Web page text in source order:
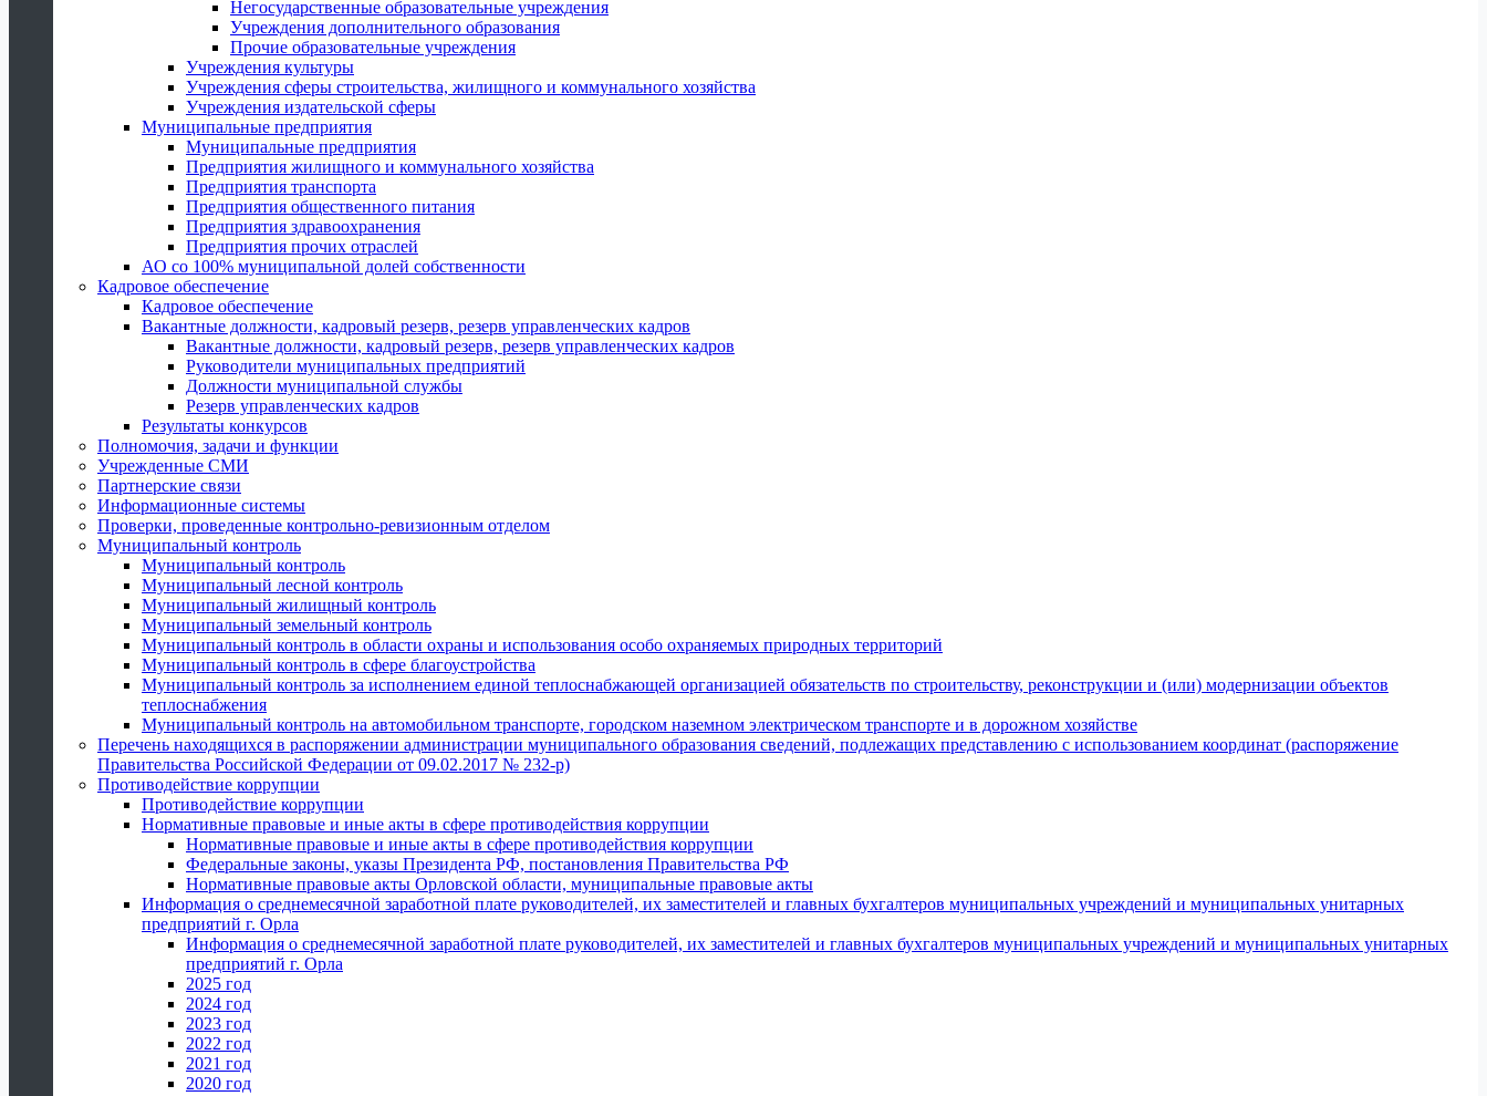
Негосударственные образовательные учреждения
Учреждения дополнительного образования
Прочие образовательные учреждения
Учреждения культуры
Учреждения сферы строительства, жилищного и коммунального хозяйства
Учреждения издательской сферы
Муниципальные предприятия
Муниципальные предприятия
Предприятия жилищного и коммунального хозяйства
Предприятия транспорта
Предприятия общественного питания
Предприятия здравоохранения
Предприятия прочих отраслей
АО со 100% муниципальной долей собственности
Кадровое обеспечение
Кадровое обеспечение
Вакантные должности, кадровый резерв, резерв управленческих кадров
Вакантные должности, кадровый резерв, резерв управленческих кадров
Руководители муниципальных предприятий
Должности муниципальной службы
Резерв управленческих кадров
Результаты конкурсов
Полномочия, задачи и функции
Учрежденные СМИ
Партнерские связи
Информационные системы
Проверки, проведенные контрольно-ревизионным отделом
Муниципальный контроль
Муниципальный контроль
Муниципальный лесной контроль
Муниципальный жилищный контроль
Муниципальный земельный контроль
Муниципальный контроль в области охраны и использования особо охраняемых природных территорий
Муниципальный контроль в сфере благоустройства
Муниципальный контроль за исполнением единой теплоснабжающей организацией обязательств по строительству, реконструкции и (или) модернизации объектов
теплоснабжения
Муниципальный контроль на автомобильном транспорте, городском наземном электрическом транспорте и в дорожном хозяйстве
Перечень находящихся в распоряжении администрации муниципального образования сведений, подлежащих представлению с использованием координат (распоряжение
Правительства Российской Федерации от 09.02.2017 № 232-р)
Противодействие коррупции
Противодействие коррупции
Нормативные правовые и иные акты в сфере противодействия коррупции
Нормативные правовые и иные акты в сфере противодействия коррупции
Федеральные законы, указы Президента РФ, постановления Правительства РФ
Нормативные правовые акты Орловской области, муниципальные правовые акты
Информация о среднемесячной заработной плате руководителей, их заместителей и главных бухгалтеров муниципальных учреждений и муниципальных унитарных
предприятий г. Орла
Информация о среднемесячной заработной плате руководителей, их заместителей и главных бухгалтеров муниципальных учреждений и муниципальных унитарных
предприятий г. Орла
2025 год
2024 год
2023 год
2022 год
2021 год
2020 год